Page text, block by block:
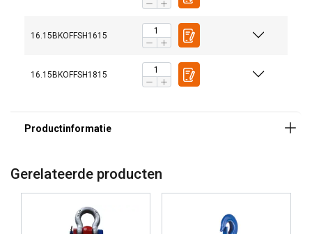
16.15BKOFFSH1615
16.15BKOFFSH1815
Afwerking:
Veiligheidsfactor:
Gerelateerde producten
kunnen combineren met andere informatie die
u aan hen heeft verstrekt of die zij hebben
verzameld door uw gebruik van hun diensten.